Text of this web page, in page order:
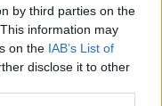
by third parties on the
information may
on the IAB’s List of
disclose it to other
ξεκούραση στην